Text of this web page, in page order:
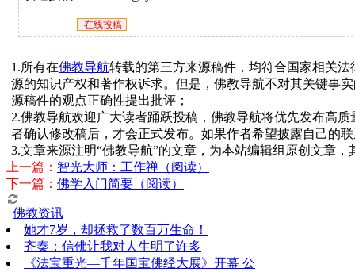
在线投稿
1.所有在佛教导航转载的第三方来源稿件，均符合国家相关法
源的知识产权和著作权诉求。但是，佛教导航不对其关键事
源稿件的观点正确性提出批评；
2.佛教导航欢迎广大读者踊跃投稿，佛教导航将优先发布高
者确认修改稿后，才会正式发布。如果作者希望披露自己的
3.文章来源注明“佛教导航”的文章，为本站编辑组原创文章
上一篇： 智光大师：工作禅（阅读）
下一篇： 佛学入门简要（阅读）
佛教资讯
她才7岁，却拯救了数百万生命！
齐秦：信佛让我对人生明了许多
《法宝重光—千年国宝佛经大展》开幕 公